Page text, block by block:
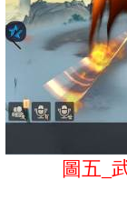
圖五